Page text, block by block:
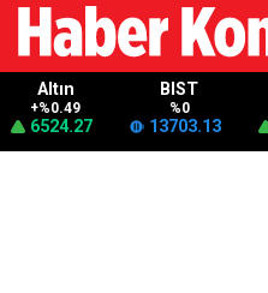
Altın
+%0.49
6524.27
BIST
%0
13703.13